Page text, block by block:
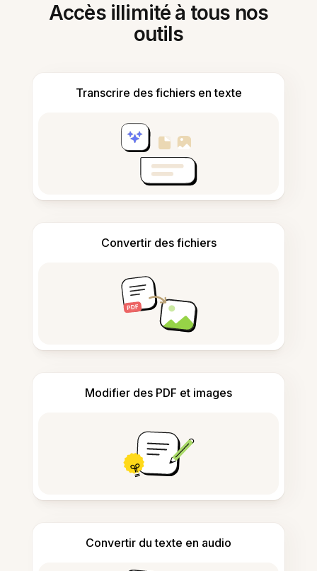
Accès illimité à tous nos
outils
Transcrire des fichiers en texte
Convertir des fichiers
Modifier des PDF et images
Convertir du texte en audio